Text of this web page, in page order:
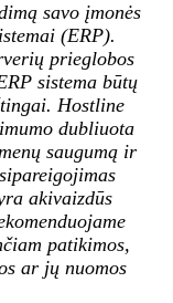
savo įmonės
(ERP).
prieglobos
sistema būtų
Hostline
dubliuota
saugumą ir
akivaizdūs
patikimos,
ar jų nuomos